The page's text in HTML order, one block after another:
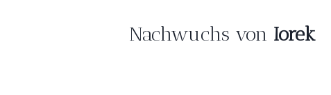
Nachwuchs von Iorek